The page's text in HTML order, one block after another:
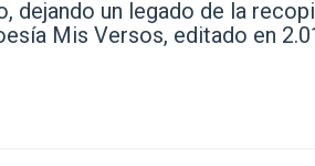
dejando un legado de la
Mis Versos, editado en